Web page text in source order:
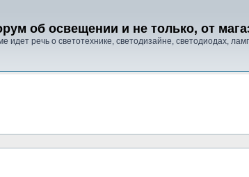
об освещении и не только, от
идет речь о светотехнике, светодизайне, светодиодах,